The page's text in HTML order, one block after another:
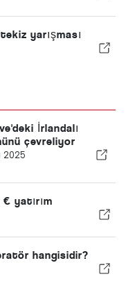
yarışması
İrlandalı
çevreliyor
2025
yatırım
hangisidir?